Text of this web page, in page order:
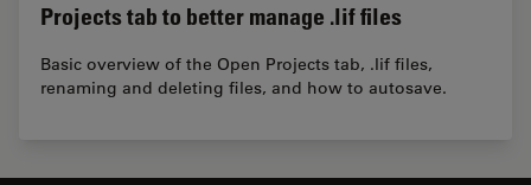
Projects tab to better manage .lif files
Basic overview of the Open Projects tab, .lif files,
renaming and deleting files, and how to autosave.